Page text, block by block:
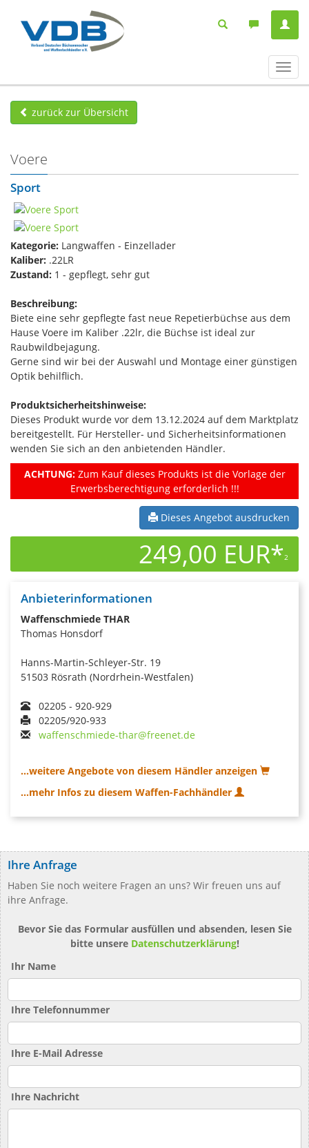
ein-/
zurück zur Übersicht
Voere
Sport
Kategorie: Langwaffen - Einzellader
Kaliber: .22LR
Zustand: 1 - gepflegt, sehr gut
Beschreibung:
Biete eine sehr gepflegte fast neue Repetierbüchse aus dem
Hause Voere im Kaliber .22lr, die Büchse ist ideal zur
Raubwildbejagung.
Gerne sind wir bei der Auswahl und Montage einer günstigen
Optik behilflich.
Produktsicherheitshinweise:
Dieses Produkt wurde vor dem 13.12.2024 auf dem Marktplatz
bereitgestellt. Für Hersteller- und Sicherheitsinformationen
wenden Sie sich an den anbietenden Händler.
ACHTUNG:Zum Kauf dieses Produkts ist die Vorlage der
Erwerbsberechtigung erforderlich !!!
Dieses Angebot ausdrucken
249,00 EUR*2
Anbieterinformationen
Waffenschmiede THAR
Thomas Honsdorf
Hanns-Martin-Schleyer-Str. 19
51503 Rösrath (Nordrhein-Westfalen)
02205 - 920-929
02205/920-933
waffenschmiede-thar@freenet.de
...weitere Angebote von diesem Händler anzeigen
...mehr Infos zu diesem Waffen-Fachhändler
Ihre Anfrage
Haben Sie noch weitere Fragen an uns? Wir freuen uns auf
ihre Anfrage.
Bevor Sie das Formular ausfüllen und absenden, lesen Sie
bitte unsere Datenschutzerklärung!
Ihr Name
Ihre Telefonnummer
Ihre E-Mail Adresse
Ihre Nachricht